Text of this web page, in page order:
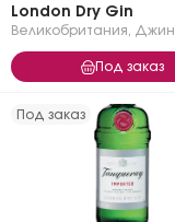
London Dry Gin
Великобритания Джин
Под заказ
Под заказ